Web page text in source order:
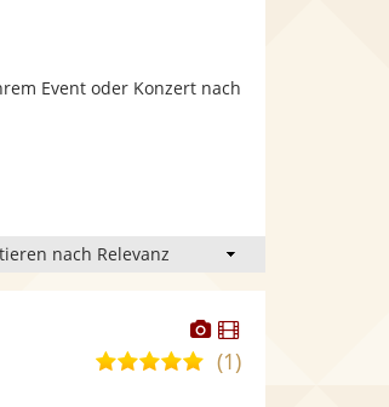
Event oder Konzert nach
Dieser
Künstler
stellt
Dieser
Künstler
5,0(1)